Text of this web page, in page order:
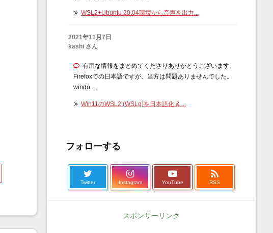
WSL2+Ubuntu 20.04環境から音声を出力...
2021年11月7日
kashi さん
有用な情報をまとめてくださりありがとうございます。
Firefoxでの日本語ですが、当方は問題ありませんでした。
windo ...
Win11のWSL2 (WSLg)を日本語化 & ...
フォローする
Twitter Instagram YouTube

RSS
スポンサーリンク